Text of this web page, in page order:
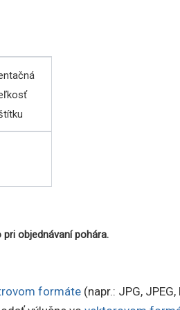
objednávaní pohára.
formáte (napr.: JPG, JPEG,